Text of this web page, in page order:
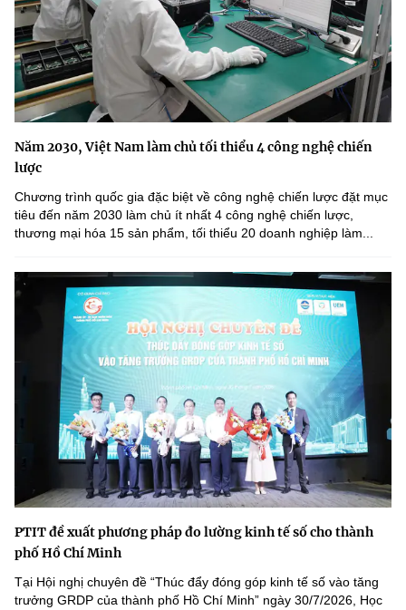
Năm 2030, Việt Nam làm chủ tối thiểu 4 công nghệ chiến
lược
Chương trình quốc gia đặc biệt về công nghệ chiến lược đặt mục
tiêu đến năm 2030 làm chủ ít nhất 4 công nghệ chiến lược,
thương mại hóa 15 sản phẩm, tối thiểu 20 doanh nghiệp làm...
PTIT đề xuất phương pháp đo lường kinh tế số cho thành
phố Hồ Chí Minh
Tại Hội nghị chuyên đề “Thúc đẩy đóng góp kinh tế số vào tăng
trưởng GRDP của thành phố Hồ Chí Minh” ngày 30/7/2026, Học